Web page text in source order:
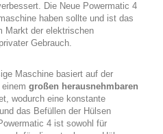
Die Neue Powermatic 4
haben sollte und ist das
Markt der elektrischen
Gebrauch.
Maschine basiert auf der
großen herausnehmbaren
wodurch eine konstante
das Befüllen der Hülsen
4 ist sowohl für